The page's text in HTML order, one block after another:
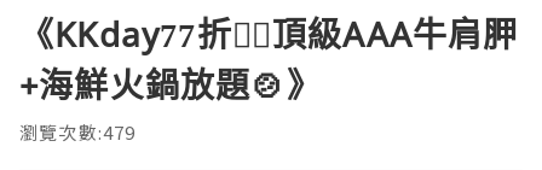
《KKday77折❤️‍🔥頂級AAA牛肩胛
+海鮮火鍋放題🍲》
瀏覽次數:479